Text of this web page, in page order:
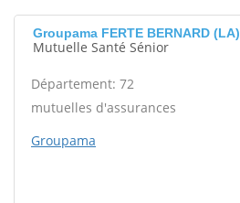
Groupama FERTE BERNARD (LA)
Mutuelle Santé Sénior
Département: 72
mutuelles d'assurances
Groupama